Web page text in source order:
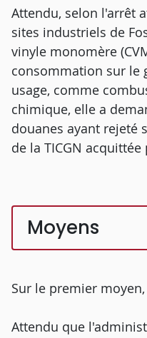
Attendu, selon l'arrêt
sites industriels de
vinyle monomère
consommation sur le
usage, comme
chimique, elle a
douanes ayant rejeté
de la TICGN
Moyens
Sur le premier
Attendu que